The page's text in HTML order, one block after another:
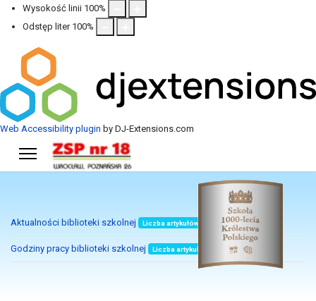
Wysokość linii 100%
Odstęp liter 100%
Web Accessibility plugin by DJ-Extensions.com
Aktualności biblioteki szkolnej Liczba artykułów: 20
Godziny pracy biblioteki szkolnej Liczba artykułów: 1